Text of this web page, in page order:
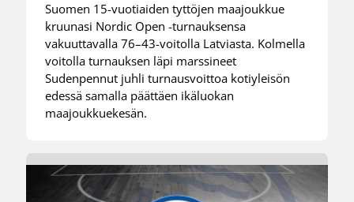
Suomen 15-vuotiaiden tyttöjen maajoukkue
kruunasi Nordic Open -turnauksensa
vakuuttavalla 76–43-voitolla Latviasta. Kolmella
voitolla turnauksen läpi marssineet
Sudenpennut juhli turnausvoittoa kotiyleisön
edessä samalla päättäen ikäluokan
maajoukkuekesän.